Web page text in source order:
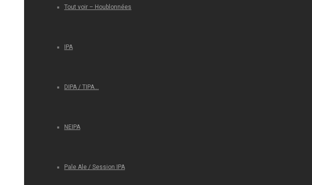
Tout voir – Houblonnées
IPA
DIPA / TIPA…
NEIPA
Pale Ale / Session IPA